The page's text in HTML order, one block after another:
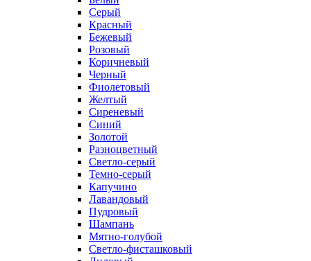
Серый
Красный
Бежевый
Розовый
Коричневый
Черный
Фиолетовый
Желтый
Сиреневый
Синий
Золотой
Разноцветный
Светло-серый
Темно-серый
Капучино
Лавандовый
Пудровый
Шампань
Мятно-голубой
Светло-фисташковый